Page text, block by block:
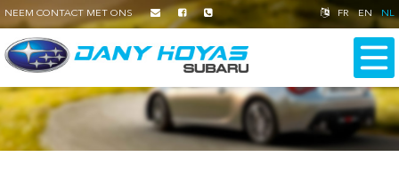
NEEM CONTACT MET ONS FR EN NL